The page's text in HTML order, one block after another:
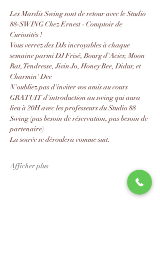
Les Mardis Swing sont de retour avec le Studio
88-SWING Chez Ernest - Comptoir de
Curiosités !
Vous verrez des DJs incroyables à chaque
semaine parmi DJ Frisé, Bourg d'Acier, Moon
Rat, Tendresse, Jivin Jo, Honey Bee, Didur, et
Charmin' Dee
N'oubliez pas d'inviter vos amis au cours
GRATUIT d'introduction au swing qui aura
lieu à 20H avec les professeurs du Studio 88
Swing (pas besoin de réservation, pas besoin de
partenaire).
La soirée se déroulera comme suit:
Afficher plus